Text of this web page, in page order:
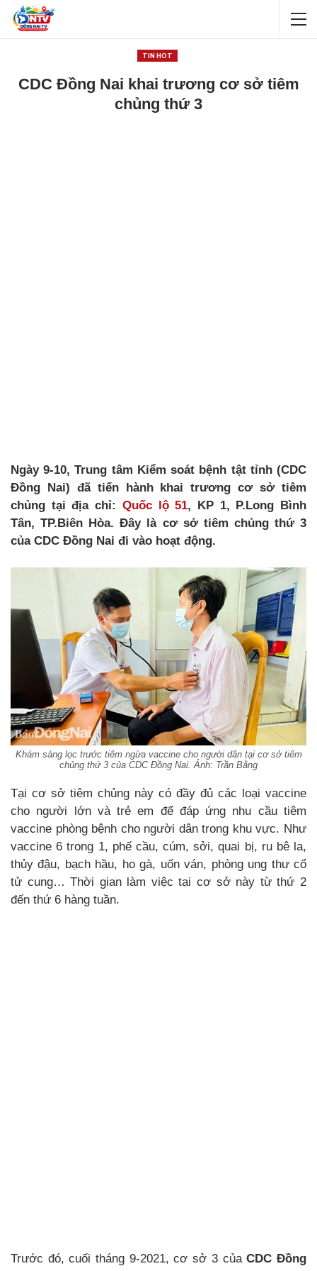
TIN HOT
CDC Đồng Nai khai trương cơ sở tiêm
chủng thứ 3
Ngày 9-10, Trung tâm Kiểm soát bệnh tật tỉnh (CDC
Đồng Nai) đã tiến hành khai trương cơ sở tiêm
chủng tại địa chỉ: Quốc lộ 51, KP 1, P.Long Bình
Tân, TP.Biên Hòa. Đây là cơ sở tiêm chủng thứ 3
của CDC Đồng Nai đi vào hoạt động.
Khám sàng lọc trước tiêm ngừa vaccine cho người dân tại cơ sở tiêm
chủng thứ 3 của CDC Đồng Nai. Ảnh: Trần Bằng
Tại cơ sở tiêm chủng này có đầy đủ các loại vaccine
cho người lớn và trẻ em để đáp ứng nhu cầu tiêm
vaccine phòng bệnh cho người dân trong khu vực. Như
vaccine 6 trong 1, phế cầu, cúm, sởi, quai bị, ru bê la,
thủy đậu, bạch hầu, ho gà, uốn ván, phòng ung thư cổ
tử cung… Thời gian làm việc tại cơ sở này từ thứ 2
đến thứ 6 hàng tuần.
Trước đó, cuối tháng 9-2021, cơ sở 3 củaCDC Đồng